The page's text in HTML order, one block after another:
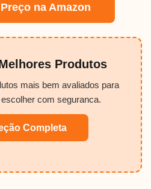
na Amazon
Produtos
mais bem avaliados para
com seguranca.
Completa